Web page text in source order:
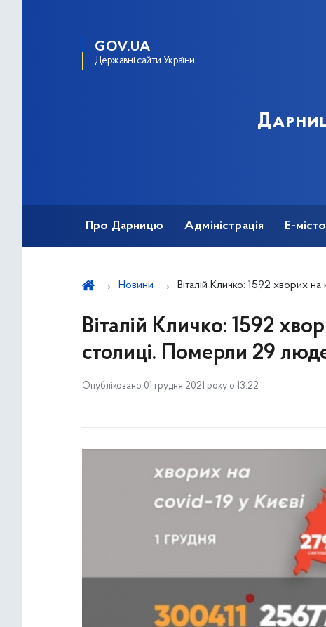
GOV.UA
Державні сайти України
Про Дарницю Адміністрація Е-місто
Новини Віталій Кличко: 1592 хворих на коронавірус за добу в
Віталій Кличко: 1592
столиці. Померли 29
Опубліковано 01 грудня 2021 року о 13:22